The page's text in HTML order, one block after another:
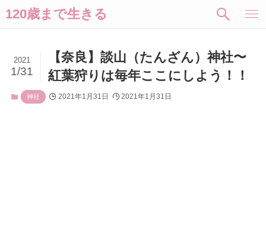
120歳まで生きる
【奈良】談山（たんざん）神社〜
紅葉狩りは毎年ここにしよう！！
2021
1/31
神社 2021年1月31日 2021年1月31日